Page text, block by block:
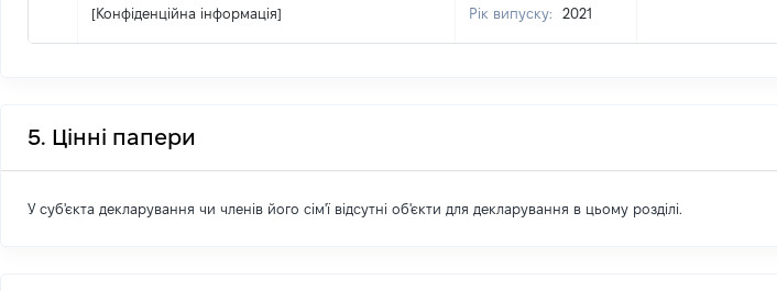
[Конфіденційна інформація]
Рік випуску:
2021
5. Цінні папери
У суб'єкта декларування чи членів його сім'ї відсутні об'єкти для декларування в цьому розділі.